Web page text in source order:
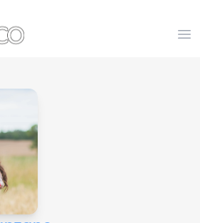
de Salons, Evénements et